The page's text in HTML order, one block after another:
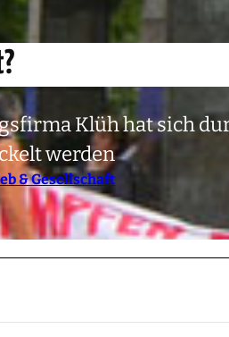
Klüh hat sich
werden
& Gesellschaft